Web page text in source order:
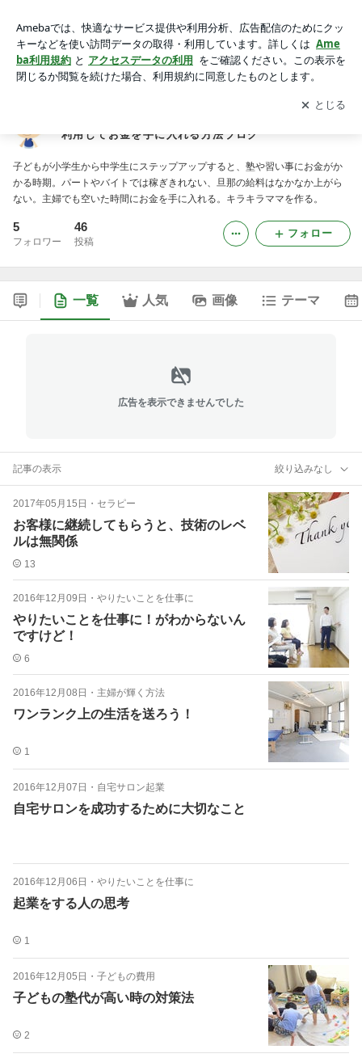
お金を手に入れる方法ブログ
アプリをダウンロードして ブログの更新通知
を受け取りまし
ょう。
開く
利用してお金を手に入れる方法ブログ
子どもが小学生から中学生にステップアップすると、塾や習い事にお金がか
かる時期。パートやバイトでは稼ぎきれない、旦那の給料はなかなか上がら
ない。主婦でも空いた時間にお金を手に入れる。キラキラママを作る。
5
フォロワー
46
投稿
フォロー
一覧 人気 画像 テーマ
広告を表示できませんでした
記事の表示 絞り込みなし
2017年05月15日 ・ セラピー
お客様に継続してもらうと、技術のレベ
ルは無関係
13
2016年12月09日 ・ やりたいことを仕事に
やりたいことを仕事に！がわからないん
ですけど！
6
2016年12月08日 ・ 主婦が輝く方法
ワンランク上の生活を送ろう！
1
2016年12月07日 ・ 自宅サロン起業
自宅サロンを成功するために大切なこと
2016年12月06日 ・ やりたいことを仕事に
起業をする人の思考
1
2016年12月05日 ・ 子どもの費用
子どもの塾代が高い時の対策法
2